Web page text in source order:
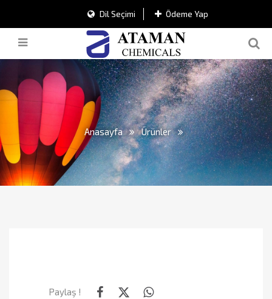
Dil Seçimi Ödeme Yap
Anasayfa Ürünler
Paylaş !